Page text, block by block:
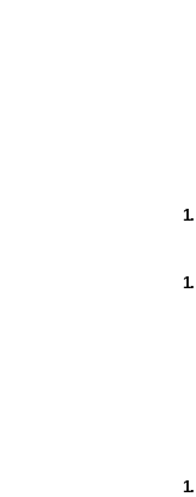
1.
1.
1.